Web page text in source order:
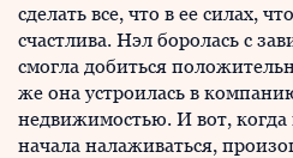
сделать все, что в ее силах,
счастлива. Нэл боролась с
смогла добиться
же она устроилась в
недвижимостью. И вот, когда
начала налаживаться,